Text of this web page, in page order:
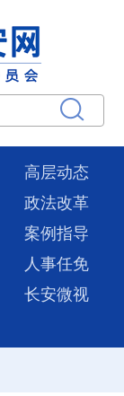
高层动态
政法改革
案例指导
人事任免
长安微视